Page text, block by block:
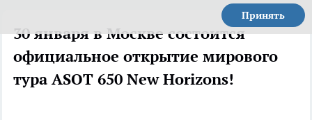
Принять
30 января в Москве состоится
официальное открытие мирового
тура ASOT 650 New Horizons!